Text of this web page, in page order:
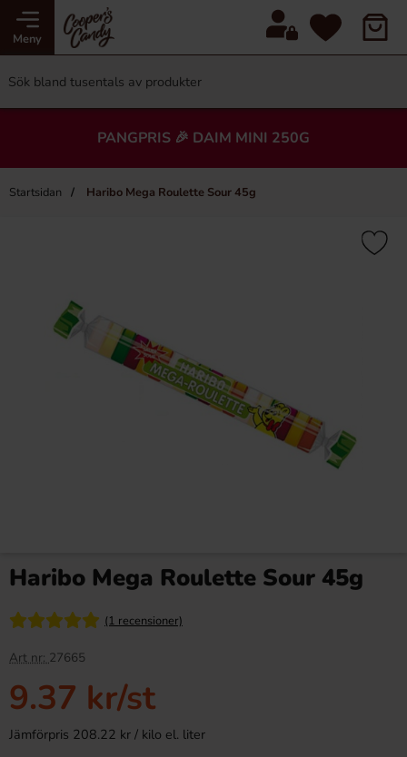
Meny
PANGPRIS 🎉 DAIM MINI 250G
Startsidan Haribo Mega Roulette Sour 45g
Haribo Mega Roulette Sour 45g
(1 recensioner)
Art nr: 27665
9.37 kr/st
Jämförpris 208.22 kr / kilo el. liter